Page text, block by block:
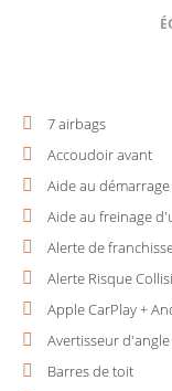
7 airbags
Accoudoir avant
Aide au
Aide au freinage
Alerte de
Alerte Risque
Apple CarPlay +
Avertisseur
Barres de toit